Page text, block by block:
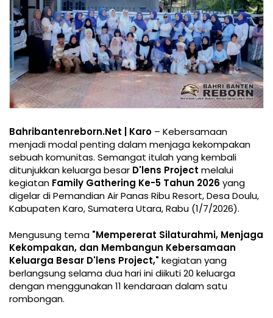
Bahribantenreborn.Net | Karo – Kebersamaan
menjadi modal penting dalam menjaga kekompakan
sebuah komunitas. Semangat itulah yang kembali
ditunjukkan keluarga besar D'lens Project melalui
kegiatan Family Gathering Ke-5 Tahun 2026 yang
digelar di Pemandian Air Panas Ribu Resort, Desa Doulu,
Kabupaten Karo, Sumatera Utara, Rabu (1/7/2026).
Mengusung tema "Mempererat Silaturahmi, Menjaga
Kekompakan, dan Membangun Kebersamaan
Keluarga Besar D'lens Project," kegiatan yang
berlangsung selama dua hari ini diikuti 20 keluarga
dengan menggunakan 11 kendaraan dalam satu
rombongan.